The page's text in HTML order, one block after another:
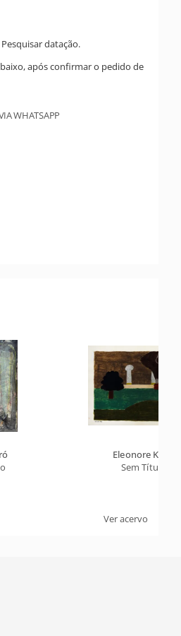
datação.
após confirmar o pedido de
WHATSAPP
Eleonore Koch
Sem Título
Ver acervo